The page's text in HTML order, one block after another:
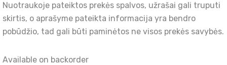
Nuotraukoje pateiktos prekės spalvos, užrašai gali truputi
skirtis, o aprašyme pateikta informacija yra bendro
pobūdžio, tad gali būti paminėtos ne visos prekės savybės.
Available on backorder